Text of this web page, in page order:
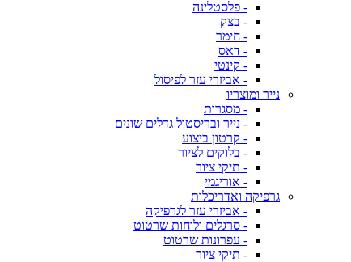
- פלסטלינה
- בצק
- חימר
- דאס
- קינטי
- אביזרי עזר לפיסול
נייר ומוצריו
- מסגרות
- נייר ובריסטול גדלים שונים
- קרטון ביצוע
- בלוקים לציור
- תיקי ציור
- אוריגמי
גרפיקה ואדריכלות
- אביזרי עזר לגרפיקה
- סרגלים ולוחות שרטוט
- עפרונות שרטוט
- תיקי ציור